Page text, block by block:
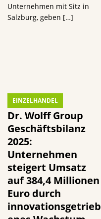
Unternehmen mit Sitz in
Salzburg, geben […]
EINZELHANDEL
Dr. Wolff Group
Geschäftsbilanz
2025:
Unternehmen
steigert Umsatz
auf 384,4 Millionen
Euro durch
innovationsgetrieb